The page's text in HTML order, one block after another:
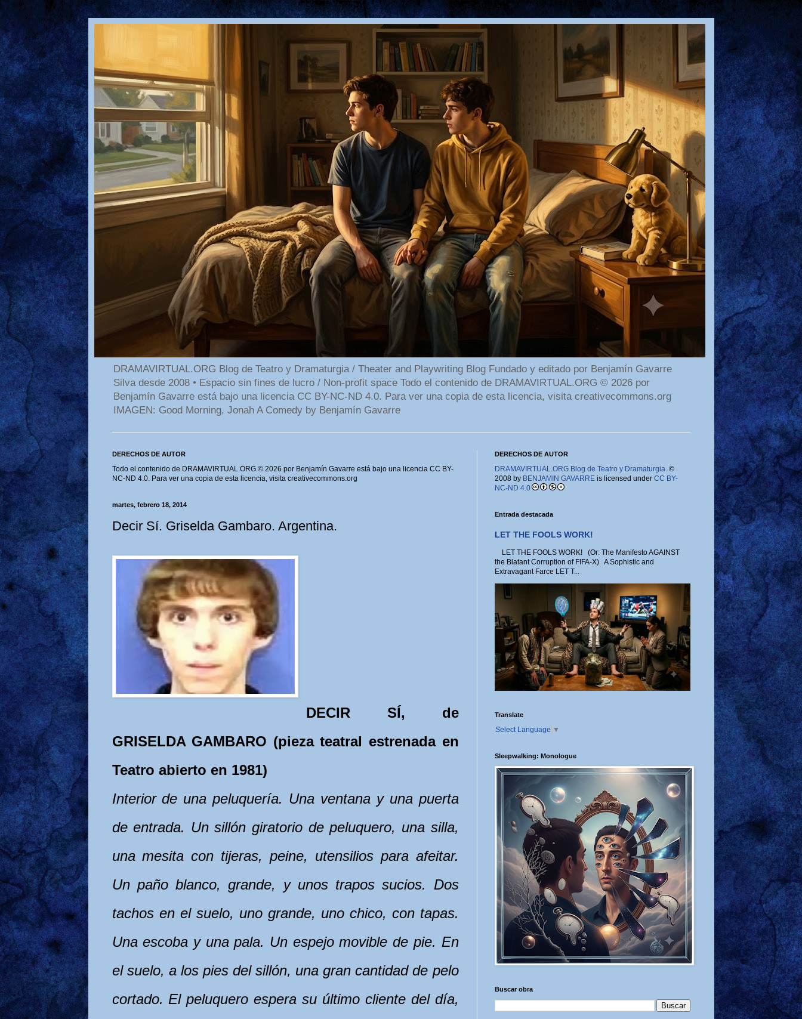
DRAMAVIRTUAL.ORG Blog de Teatro y Dramaturgia / Theater and Playwriting Blog Fundado y editado por Benjamín Gavarre
Silva desde 2008 • Espacio sin fines de lucro / Non-profit space Todo el contenido de DRAMAVIRTUAL.ORG © 2026 por
Benjamín Gavarre está bajo una licencia CC BY-NC-ND 4.0. Para ver una copia de esta licencia, visita creativecommons.org
IMAGEN: Good Morning, Jonah A Comedy by Benjamín Gavarre
DERECHOS DE AUTOR
Todo el contenido de DRAMAVIRTUAL.ORG © 2026 por Benjamín Gavarre está bajo una licencia CC BY-
NC-ND 4.0. Para ver una copia de esta licencia, visita creativecommons.org
martes, febrero 18, 2014
Decir Sí. Griselda Gambaro. Argentina.
DECIR SÍ, de
GRISELDA GAMBARO (pieza teatral estrenada en
Teatro abierto en 1981)
Interior de una peluquería. Una ventana y una puerta
de entrada. Un sillón giratorio de peluquero, una silla,
una mesita con tijeras, peine, utensilios para afeitar.
Un paño blanco, grande, y unos trapos sucios. Dos
tachos en el suelo, uno grande, uno chico, con tapas.
Una escoba y una pala. Un espejo movible de pie. En
el suelo, a los pies del sillón, una gran cantidad de pelo
cortado. El peluque­ro espera su último cliente del día,
DERECHOS DE AUTOR
DRAMAVIRTUAL.ORG Blog de Teatro y Dramaturgia.©
2008 by BENJAMIN GAVARREis licensed under CC BY-
NC-ND 4.0
Entrada destacada
LET THE FOOLS WORK!
LET THE FOOLS WORK! (Or: The Manifesto AGAINST
the Blatant Corruption of FIFA-X) A Sophistic and
Extravagant Farce LET T...
Translate
Select Language ▼
Sleepwalking: Monologue
Buscar obra